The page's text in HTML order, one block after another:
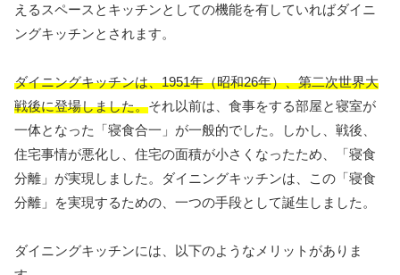
えるスペースとキッチンとしての機能を有していればダイニ
ングキッチンとされます。
ダイニングキッチンは、1951年（昭和26年）、第二次世界大
戦後に登場しました。それ以前は、食事をする部屋と寝室が
一体となった「寝食合一」が一般的でした。しかし、戦後、
住宅事情が悪化し、住宅の面積が小さくなったため、「寝食
分離」が実現しました。ダイニングキッチンは、この「寝食
分離」を実現するための、一つの手段として誕生しました。
ダイニングキッチンには、以下のようなメリットがありま